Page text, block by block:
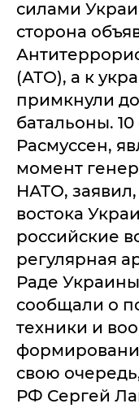
силами
сторона
(АТО), а к
примкнули
батальоны.
Расмуссен,
момент
НАТО,
востока
российские
регулярная
Раде
сообщали о
техники и
свою
РФ Сергей